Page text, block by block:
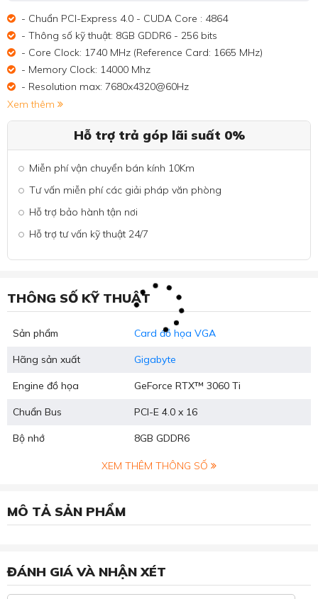
- Chuẩn PCI-Express 4.0 - CUDA Core : 4864
- Thông số kỹ thuật: 8GB GDDR6 - 256 bits
- Core Clock: 1740 MHz (Reference Card: 1665 MHz)
- Memory Clock: 14000 Mhz
- Resolution max: 7680x4320@60Hz
Xem thêm
Hỗ trợ trả góp lãi suất 0%
Miễn phí vận chuyển bán kính 10Km
Tư vấn miễn phí các giải pháp văn phòng
Hỗ trợ bảo hành tận nơi
Hỗ trợ tư vấn kỹ thuật 24/7
THÔNG SỐ KỸ THUẬT
Sản phẩm Card đồ họa VGA
Hãng sản xuất Gigabyte
Engine đồ họa GeForce RTX™ 3060 Ti
Chuẩn Bus PCI-E 4.0 x 16
Bộ nhớ 8‎GB GDDR6
XEM THÊM THÔNG SỐ
MÔ TẢ SẢN PHẨM
ĐÁNH GIÁ VÀ NHẬN XÉT